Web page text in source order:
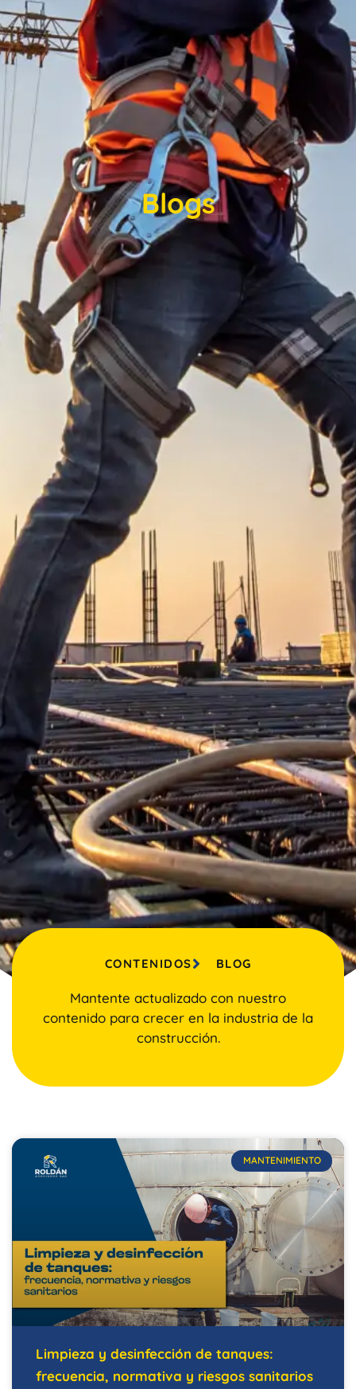
Blogs
CONTENIDOS BLOG
Mantente actualizado con nuestro
contenido para crecer en la industria de la
construcción.
MANTENIMIENTO
Limpieza y desinfección de tanques:
frecuencia, normativa y riesgos sanitarios